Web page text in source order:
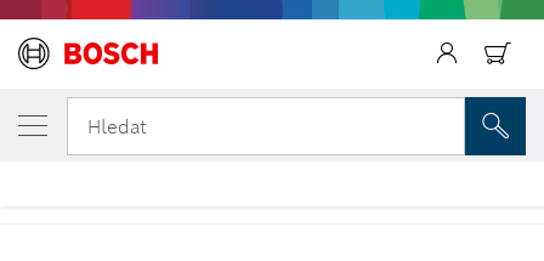
Hledat
ZVOLENÁ VARIANTA
Ponorný pilový list PRO MAII 32 APB